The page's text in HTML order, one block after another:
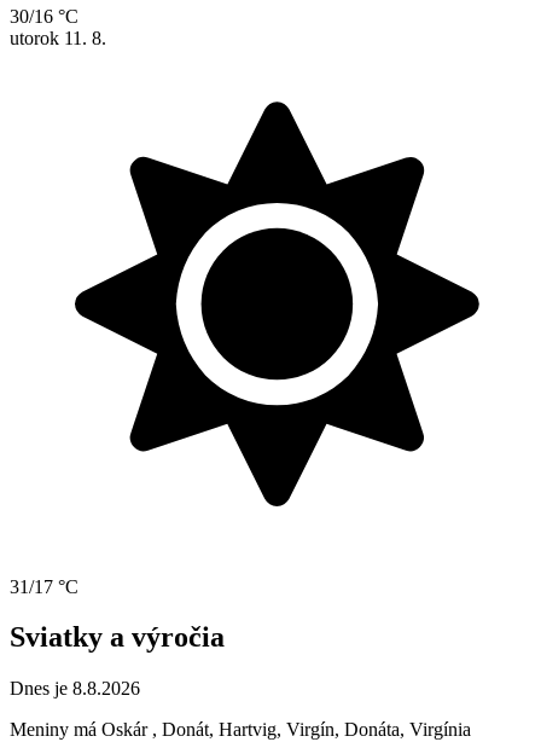
30/16 °C
utorok 11. 8.
31/17 °C
Sviatky a výročia
Dnes je 8.8.2026
Meniny má Oskár , Donát, Hartvig, Virgín, Donáta, Virgínia